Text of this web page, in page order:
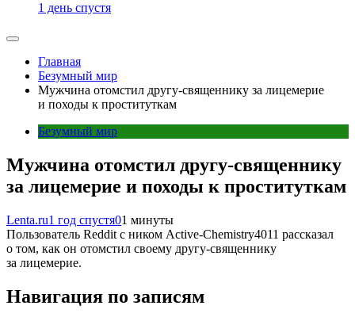
1 день спустя
Главная
Безумный мир
Мужчина отомстил другу-священнику за лицемерие
и походы к проституткам
Безумный мир
Мужчина отомстил другу-священнику
за лицемерие и походы к проституткам
Lenta.ru1 год спустя01 минуты
Пользователь Reddit с ником Active-Chemistry4011 рассказал
о том, как он отомстил своему другу-священнику
за лицемерие.
Навигация по записям